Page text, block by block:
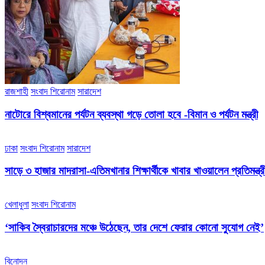
রাজশাহী সংবাদ শিরোনাম সারাদেশ
নাটোরে বিশ্বমানের পর্যটন ব্যবস্থা গড়ে তোলা হবে -বিমান ও পর্যটন মন্ত্রী
ঢাকা সংবাদ শিরোনাম সারাদেশ
সাড়ে ৩ হাজার মাদরাসা-এতিমখানার শিক্ষার্থীকে খাবার খাওয়ালেন
খেলাধুলা সংবাদ শিরোনাম
‘সাকিব স্বৈরাচারদের মঞ্চে উঠেছেন, তার দেশে ফেরার কোনো সুযোগ নেই’
বিনোদন